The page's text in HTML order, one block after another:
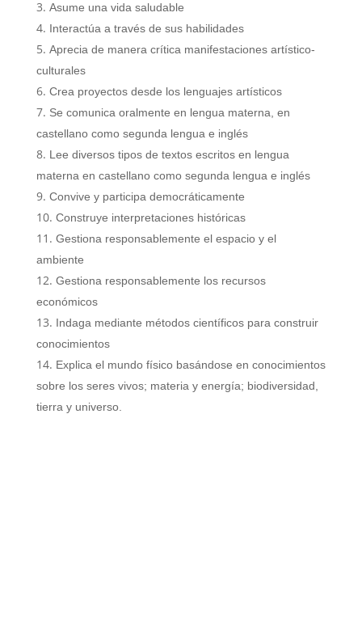
Asume una vida saludable
Interactúa a través de sus habilidades
Aprecia de manera crítica manifestaciones artístico-
culturales
Crea proyectos desde los lenguajes artísticos
Se comunica oralmente en lengua materna, en
castellano como segunda lengua e inglés
Lee diversos tipos de textos escritos en lengua
materna en castellano como segunda lengua e inglés
Convive y participa democráticamente
Construye interpretaciones históricas
Gestiona responsablemente el espacio y el
ambiente
Gestiona responsablemente los recursos
económicos
Indaga mediante métodos científicos para construir
conocimientos
Explica el mundo físico basándose en conocimientos
sobre los seres vivos; materia y energía; biodiversidad,
tierra y universo.